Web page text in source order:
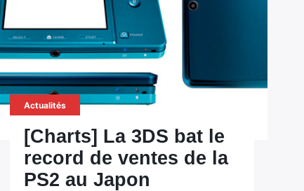
Actualités
[Charts] La 3DS bat le
record de ventes de la
PS2 au Japon